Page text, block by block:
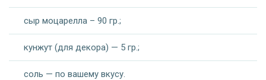
сыр моцарелла – 90 гр.;
кунжут (для декора) — 5 гр.;
соль — по вашему вкусу.